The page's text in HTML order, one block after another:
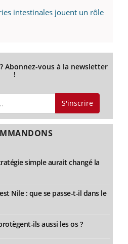
intestinales jouent un rôle
Abonnez-vous à la newsletter
!
S'inscrire
simple aurait changé la
Nile : que se passe-t-il dans le
ils aussi les os ?